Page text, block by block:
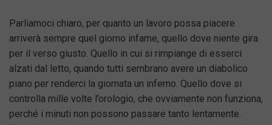
Parliamoci chiaro, per quanto un lavoro possa piacere
arriverà sempre quel giorno infame, quello dove niente gira
per il verso giusto. Quello in cui si rimpiange di esserci
alzati dal letto, quando tutti sembrano avere un diabolico
piano per renderci la giornata un inferno. Quello dove si
controlla mille volte l’orologio, che ovviamente non funziona,
perché i minuti non possono passare tanto lentamente.